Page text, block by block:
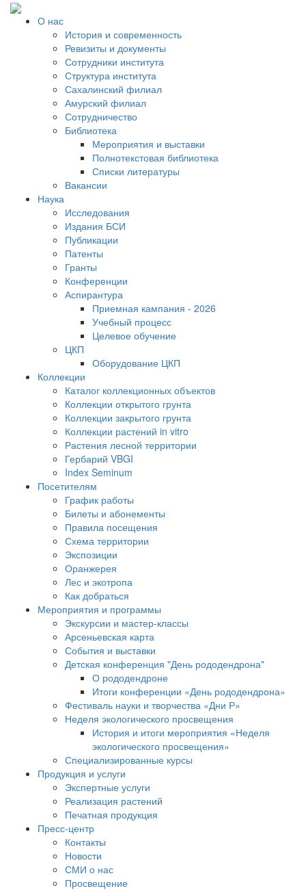
О нас
История и современность
Ревизиты и документы
Сотрудники института
Структура института
Сахалинский филиал
Амурский филиал
Сотрудничество
Библиотека
Мероприятия и выставки
Полнотекстовая библиотека
Списки литературы
Вакансии
Наука
Исследования
Издания БСИ
Публикации
Патенты
Гранты
Конференции
Аспирантура
Приемная кампания - 2026
Учебный процесс
Целевое обучение
ЦКП
Оборудование ЦКП
Коллекции
Каталог коллекционных объектов
Коллекции открытого грунта
Коллекции закрытого грунта
Коллекции растений in vitro
Растения лесной территории
Гербарий VBGI
Index Seminum
Посетителям
График работы
Билеты и абонементы
Правила посещения
Схема территории
Экспозиции
Оранжерея
Лес и экотропа
Как добраться
Мероприятия и программы
Экскурсии и мастер-классы
Арсеньевская карта
События и выставки
Детская конференция "День рододендрона"
О рододендроне
Итоги конференции «День рододендрона»
Фестиваль науки и творчества «Дни Р»
Неделя экологического просвещения
История и итоги мероприятия «Неделя
экологического просвещения»
Специализированные курсы
Продукция и услуги
Экспертные услуги
Реализация растений
Печатная продукция
Пресс-центр
Контакты
Новости
СМИ о нас
Просвещение